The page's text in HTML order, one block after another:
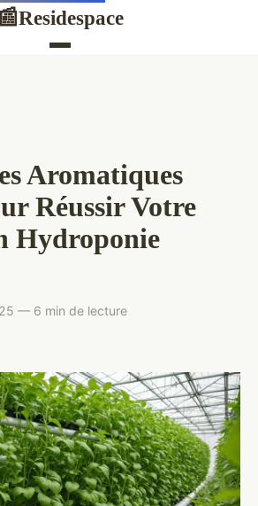
📰Residespace
Aromatiques
Réussir Votre
Hydroponie
— 6 min de lecture